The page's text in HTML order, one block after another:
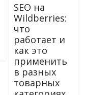
SEO на
Wildberries:
что
работает и
как это
применить
в разных
товарных